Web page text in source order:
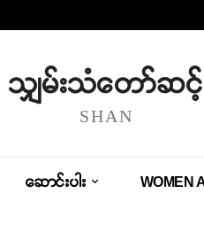
သျှမ်းသံတော်ဆင့်
SHAN
ဆောင်းပါး WOMEN